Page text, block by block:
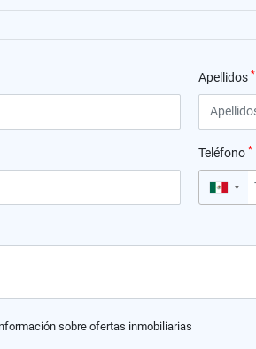
Apellidos *
Teléfono *
▼
sobre ofertas inmobiliarias